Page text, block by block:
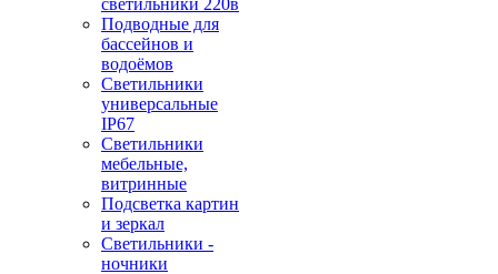
светильники 220в
Подводные для
бассейнов и
водоёмов
Светильники
универсальные
IP67
Светильники
мебельные,
витринные
Подсветка картин
и зеркал
Светильники -
ночники